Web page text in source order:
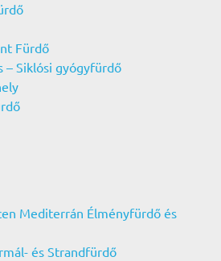
Fürdő
– Siklósi gyógyfürdő
Mediterrán Élményfürdő és
és Strandfürdő